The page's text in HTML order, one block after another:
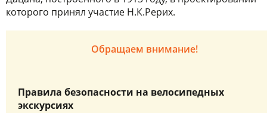
которого принял участие Н.К.Рерих.
Обращаем внимание!
Правила безопасности на велосипедных
экскурсиях